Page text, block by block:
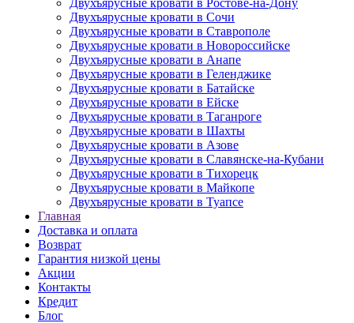
Двухъярусные кровати в Ростове-на-Дону
Двухъярусные кровати в Сочи
Двухъярусные кровати в Ставрополе
Двухъярусные кровати в Новороссийске
Двухъярусные кровати в Анапе
Двухъярусные кровати в Геленджике
Двухъярусные кровати в Батайске
Двухъярусные кровати в Ейске
Двухъярусные кровати в Таганроге
Двухъярусные кровати в Шахты
Двухъярусные кровати в Азове
Двухъярусные кровати в Славянске-на-Кубани
Двухъярусные кровати в Тихорецк
Двухъярусные кровати в Майкопе
Двухъярусные кровати в Туапсе
Главная
Доставка и оплата
Возврат
Гарантия низкой цены
Акции
Контакты
Кредит
Блог